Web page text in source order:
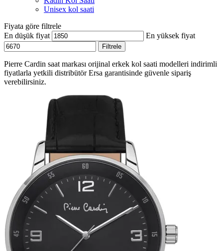
Unisex kol saati
Fiyata göre filtrele
En düşük fiyat
En yüksek fiyat
Filtrele
Pierre Cardin saat markası orijinal erkek kol saati modelleri indirimli
fiyatlarla yetkili distribütör Ersa garantisinde güvenle sipariş
verebilirsiniz.